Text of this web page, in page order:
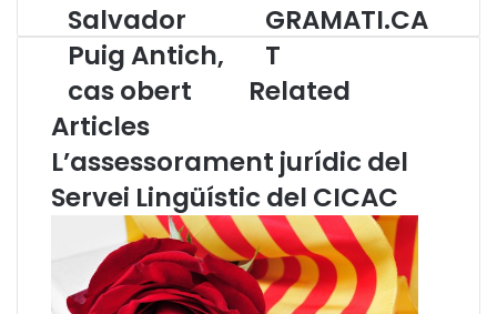
S
a
v
a
d
o
r
P
A
Salvador
Puig Antich,
cas obert
G
R
M
A
I
.
C
A
T
GRAMATI.CA
T
Related
Articles
L’assessorament jurídic del
Servei Lingüístic del CICAC